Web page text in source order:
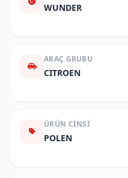
WUNDER
ARAÇ GRUBU
CITROEN
ÜRÜN CINSI
POLEN